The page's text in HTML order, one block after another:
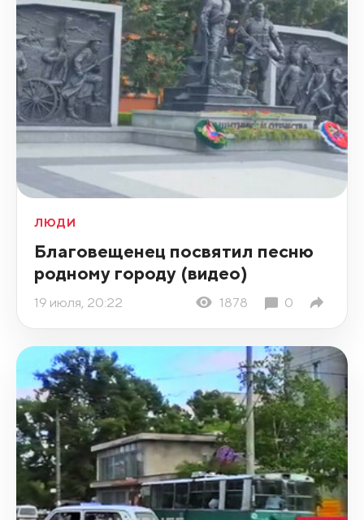
ЛЮДИ
Благовещенец посвятил песню
родному городу (видео)
19 июля, 20:22 1878 0